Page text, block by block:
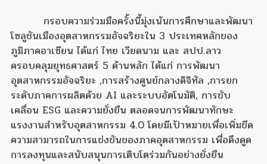
กรอบความร่วมมือครั้งนี้มุ่งเน้นการศึกษาและพัฒนา
โซลูชันเมืองอุตสาหกรรมอัจฉริยะใน 3 ประเทศหลักของ
ภูมิภาคอาเซียน ได้แก่ ไทย เวียดนาม และ สปป.ลาว
ครอบคลุมยุทธศาสตร์ 5 ด้านหลัก ได้แก่ การพัฒนา
อุตสาหกรรมอัจฉริยะ ,การสร้างศูนย์กลางดิจิทัล ,การยก
ระดับภาคการผลิตด้วย AI และระบบอัตโนมัติ, การขับ
เคลื่อน ESG และความยั่งยืน ตลอดจนการพัฒนาทักษะ
แรงงานสำหรับอุตสาหกรรม 4.0 โดยมีเป้าหมายเพื่อเพิ่มขีด
ความสามารถในการแข่งขันของภาคอุตสาหกรรม เพื่อดึงดูด
การลงทุนและสนับสนุนการเติบโตร่วมกันอย่างยั่งยืน